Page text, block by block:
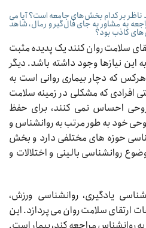
ناظر بر کدام بخش‌های جامعه است؟ آیا می
به مشاور به جای فال‌گیر و رمال، شاهد
کاذب بود؟
سلامت روان کنند یک پدیده مثبت
این نیازها وجود داشته باشد. دیگر
که دچار بیماری روانی است به
افرادی که مشکلی در زمینه سلامت
احساس نمی کنند، برای حفظ
خود به طور مرتب به روانشناس و
حوزه های مختلفی دارد و بخش
روانشناسی بالینی و اختلالات و
یادگیری، روانشناسی ورزش،
ارتقای سلامت روان می پردازد. این